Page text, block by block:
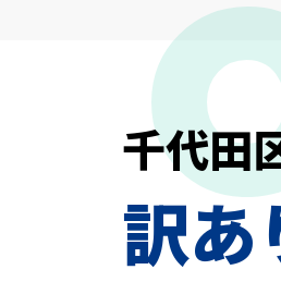
千代田
訳あ